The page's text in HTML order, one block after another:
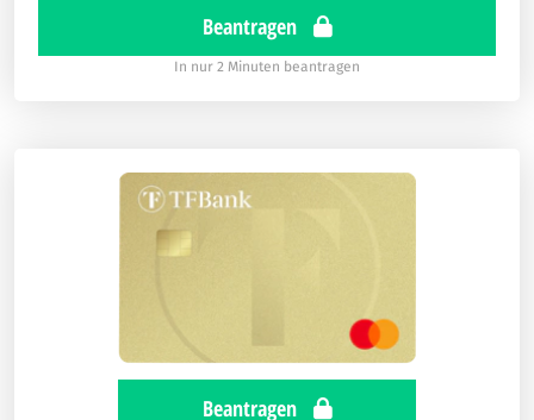
Beantragen
In nur 2 Minuten beantragen
Beantragen